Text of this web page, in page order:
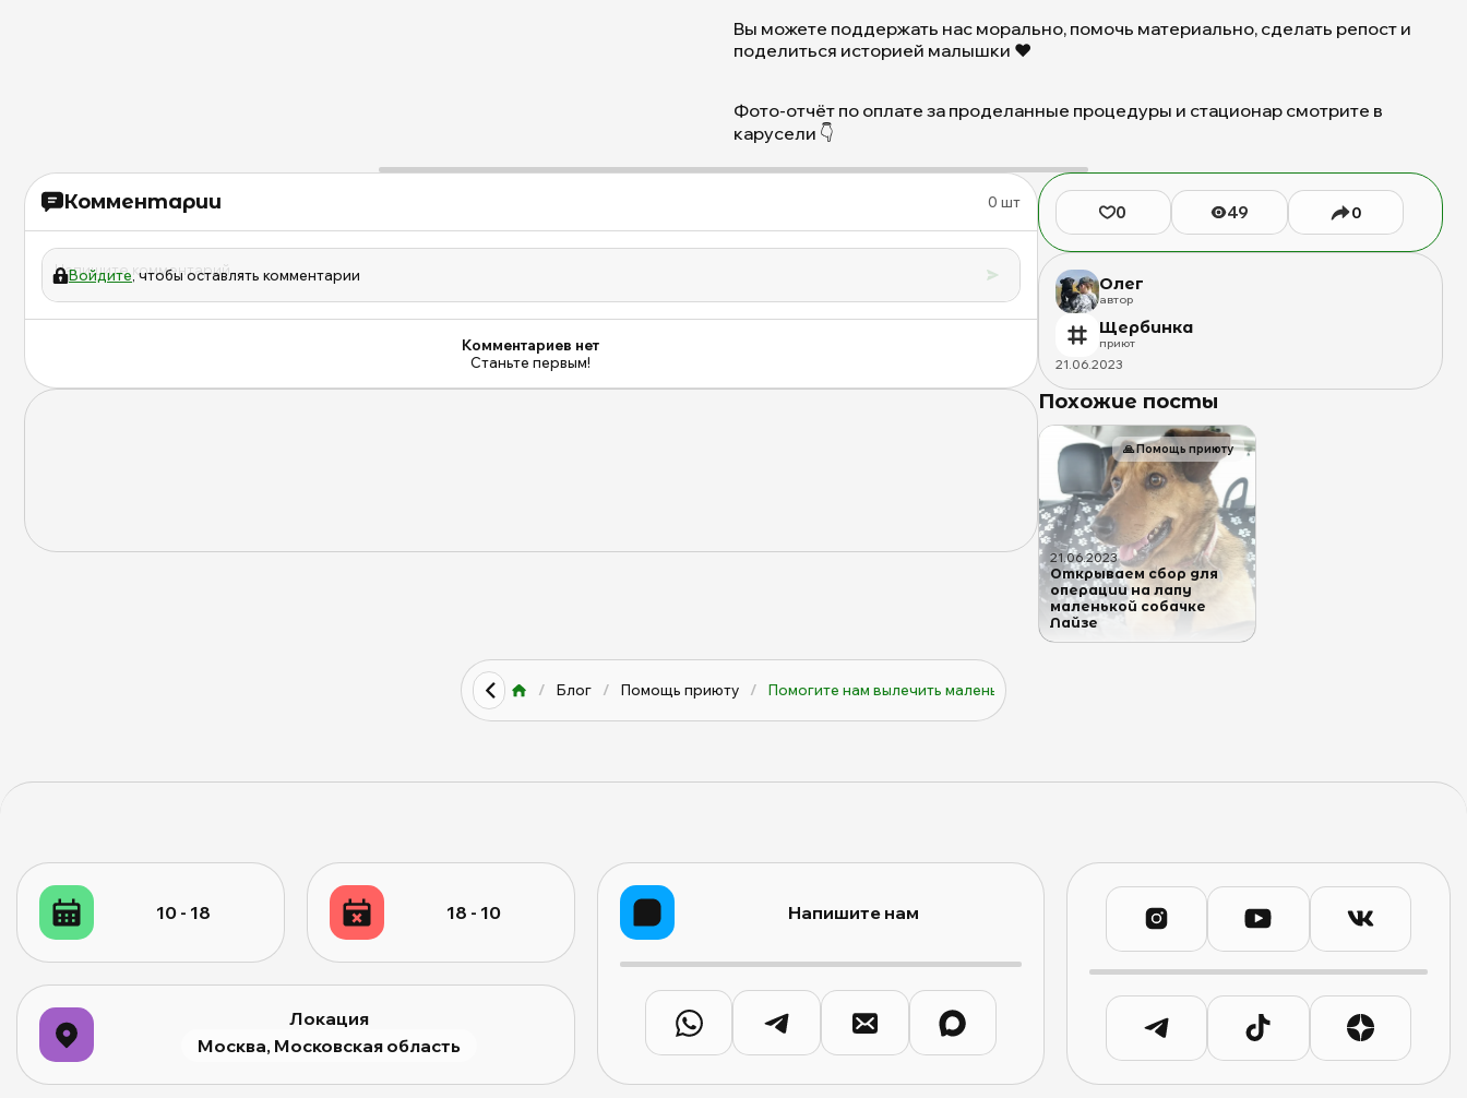
Вы можете поддержать нас морально, помочь материально, сделать репост и
поделиться историей малышки ❤️
Фото-отчёт по оплате за проделанные процедуры и стационар смотрите в
карусели 👇
Комментарии 0 шт
Войдите, чтобы оставлять комментарии
Комментариев нет
Станьте первым!
0 49 0
Олег
автор
Щербинка
приют
21.06.2023
Похожие посты
21.06.2023
Открываем сбор для
операции на лапу
маленькой собачке
Лайзе
🙏Помощь приюту
/ Блог / Помощь приюту / Помогите нам вылечить маленькую собачку Лею 🙏
10 - 18 18 - 10
Локация
Москва, Московская область
Напишите нам